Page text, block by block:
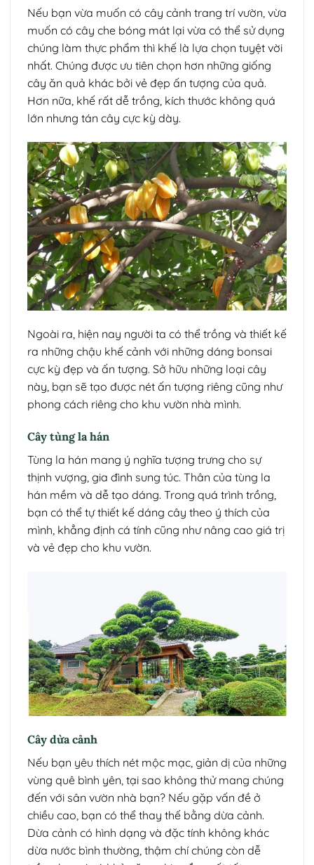
Nếu bạn vừa muốn có cây cảnh trang trí vườn, vừa
muốn có cây che bóng mát lại vừa có thể sử dụng
chúng làm thực phẩm thì khế là lựa chọn tuyệt vời
nhất. Chúng được ưu tiên chọn hơn những giống
cây ăn quả khác bởi vẻ đẹp ấn tượng của quả.
Hơn nữa, khế rất dễ trồng, kích thước không quá
lớn nhưng tán cây cực kỳ dày.
Ngoài ra, hiện nay người ta có thể trồng và thiết kế
ra những chậu khế cảnh với những dáng bonsai
cực kỳ đẹp và ấn tượng. Sở hữu những loại cây
này, bạn sẽ tạo được nét ấn tượng riêng cũng như
phong cách riêng cho khu vườn nhà mình.
Cây tùng la hán
Tùng la hán mang ý nghĩa tượng trưng cho sự
thịnh vượng, gia đình sung túc. Thân của tùng la
hán mềm và dễ tạo dáng. Trong quá trình trồng,
bạn có thể tự thiết kế dáng cây theo ý thích của
mình, khẳng định cá tính cũng như nâng cao giá trị
và vẻ đẹp cho khu vườn.
Cây dừa cảnh
Nếu bạn yêu thích nét mộc mạc, giản dị của những
vùng quê bình yên, tại sao không thử mang chúng
đến với sân vườn nhà bạn? Nếu gặp vấn đề ở
chiều cao, bạn có thể thay thế bằng dừa cảnh.
Dừa cảnh có hình dạng và đặc tính không khác
dừa nước bình thường, thậm chí chúng còn dễ